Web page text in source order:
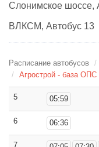
Слонимское шоссе,
ВЛКСМ, Автобус 13
Расписание автобусов
Агрострой - база
5 05:59
6 06:36
7